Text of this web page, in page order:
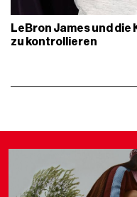
LeBron James und
zu kontrollieren